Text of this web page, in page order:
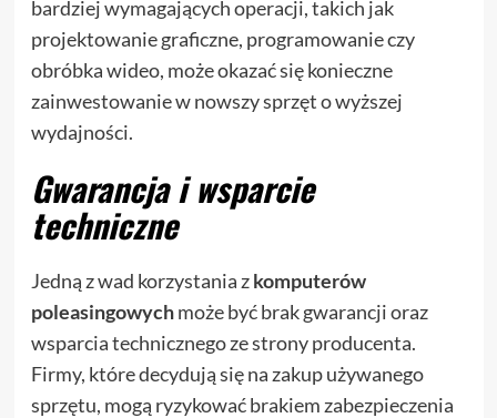
bardziej wymagających operacji, takich jak
projektowanie graficzne, programowanie czy
obróbka wideo, może okazać się konieczne
zainwestowanie w nowszy sprzęt o wyższej
wydajności.
Gwarancja i wsparcie
techniczne
Jedną z wad korzystania zkomputerów
poleasingowychmoże być brak gwarancji oraz
wsparcia technicznego ze strony producenta.
Firmy, które decydują się na zakup używanego
sprzętu, mogą ryzykować brakiem zabezpieczenia